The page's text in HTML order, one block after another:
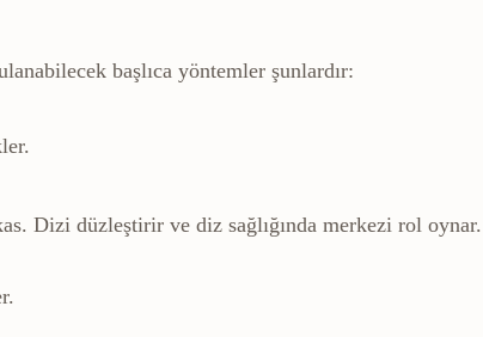
başlıca yöntemler şunlardır:
Dizi düzleştirir ve diz sağlığında merkezi rol oynar.